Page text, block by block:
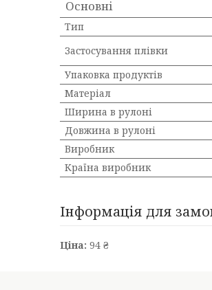
Основні
Тип
Застосування плівки
Упаковка продуктів
Матеріал
Ширина в рулоні
Довжина в рулоні
Виробник
Країна виробник
Інформація для
Ціна: 94 ₴